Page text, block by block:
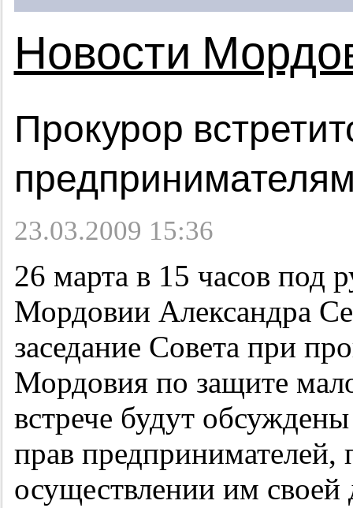
Новости
Прокурор
23.03.2009 15:36
26 марта в 15 часов под
Мордовии Александра
заседание Совета при
Мордовия по защите
встрече будут
прав
осуществлении им своей